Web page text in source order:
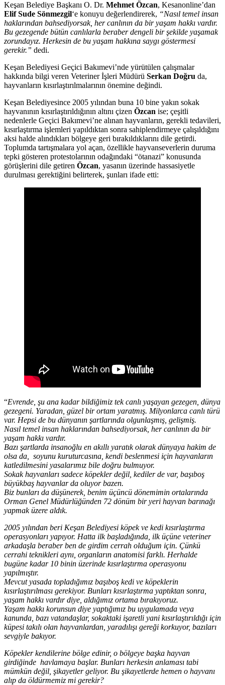
Keşan Belediye Başkanı O. Dr. Mehmet Özcan, Kesanonline’dan
Elif Sude Sönmezgil‘e konuyu değerlendirerek, “Nasıl temel insan
haklarından bahsediyorsak, her canlının da bir yaşam hakkı vardır.
Bu gezegende bütün canlılarla beraber dengeli bir şekilde yaşamak
zorundayız. Herkesin de bu yaşam hakkına saygı göstermesi
gerekir.” dedi.
Keşan Belediyesi Geçici Bakımevi’nde yürütülen çalışmalar
hakkında bilgi veren Veteriner İşleri Müdürü Serkan Doğru da,
hayvanların kısırlaştırılmalarının önemine değindi.
Keşan Belediyesince 2005 yılından buna 10 bine yakın sokak
hayvanının kısırlaştırıldığının altını çizen Özcan ise; çeşitli
nedenlerle Geçici Bakımevi’ne alınan hayvanların, gerekli tedavileri,
kısırlaştırma işlemleri yapıldıktan sonra sahiplendirmeye çalışıldığını
aksi halde alındıkları bölgeye geri bırakıldıklarını dile getirdi.
Toplumda tartışmalara yol açan, özellikle hayvanseverlerin duruma
tepki gösteren protestolarının odağındaki “ötanazi” konusunda
görüşlerini dile getiren Özcan, yasanın üzerinde hassasiyetle
durulması gerektiğini belirterek, şunları ifade etti:
“Evrende, şu ana kadar bildiğimiz tek canlı yaşayan gezegen, dünya
gezegeni. Yaradan, güzel bir ortam yaratmış. Milyonlarca canlı türü
var. Hepsi de bu dünyanın şartlarında olgunlaşmış, gelişmiş.
Nasıl temel insan haklarından bahsediyorsak, her canlının da bir
yaşam hakkı vardır.
Bazı şartlarda insanoğlu en akıllı yaratık olarak dünyaya hakim de
olsa da, soyunu kuruturcasına, kendi beslenmesi için hayvanların
katledilmesini yasalarımız bile doğru bulmuyor.
Sokak hayvanları sadece köpekler değil, kediler de var, başıboş
büyükbaş hayvanlar da oluyor bazen.
Biz bunları da düşünerek, benim üçüncü dönemimin ortalarında
Orman Genel Müdürlüğünden 72 dönüm bir yeri hayvan barınağı
yapmak üzere aldık.
2005 yılından beri Keşan Belediyesi köpek ve kedi kısırlaştırma
operasyonları yapıyor. Hatta ilk başladığında, ilk üçüne veteriner
arkadaşla beraber ben de girdim cerrah olduğum için. Çünkü
cerrahi teknikleri aynı, organların anatomisi farklı. Herhalde
bugüne kadar 10 binin üzerinde kısırlaştırma operasyonu
yapılmıştır.
Mevcut yasada topladığımız başıboş kedi ve köpeklerin
kısırlaştırılması gerekiyor. Bunları kısırlaştırma yaptıktan sonra,
yaşam hakkı vardır diye, aldığımız ortama bırakıyoruz.
Yaşam hakkı korunsun diye yaptığımız bu uygulamada veya
kanunda, bazı vatandaşlar, sokaktaki işaretli yani kısırlaştırıldığı için
küpesi takılı olan hayvanlardan, yaradılışı gereği korkuyor, bazıları
sevgiyle bakıyor.
Köpekler kendilerine bölge edinir, o bölgeye başka hayvan
girdiğinde havlamaya başlar. Bunları herkesin anlaması tabi
mümkün değil, şikayetler geliyor. Bu şikayetlerde hemen o hayvanı
alıp da öldürmemiz mi gerekir?